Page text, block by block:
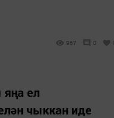
967 0
ел
чыккан иде